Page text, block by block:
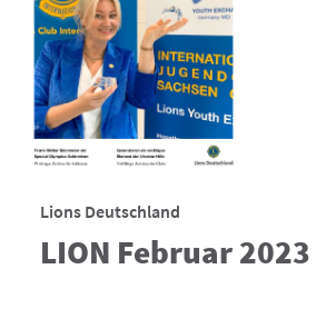
Lions Deutschland
LION Februar 2023